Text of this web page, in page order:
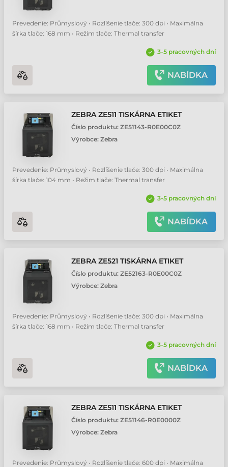
Prevedenie: Průmyslový • Rozlíšenie tlače: 300 dpi • Maximálna
šírka tlače: 168 mm • Režim tlače: Thermal transfer
3-5 pracovných dní
NABÍDKA
ZEBRA ZE511 TISKÁRNA ETIKET
Číslo produktu: ZE51143-R0E00C0Z
Výrobce: Zebra
Prevedenie: Průmyslový • Rozlíšenie tlače: 300 dpi • Maximálna
šírka tlače: 104 mm • Režim tlače: Thermal transfer
3-5 pracovných dní
NABÍDKA
ZEBRA ZE521 TISKÁRNA ETIKET
Číslo produktu: ZE52163-R0E00C0Z
Výrobce: Zebra
Prevedenie: Průmyslový • Rozlíšenie tlače: 300 dpi • Maximálna
šírka tlače: 168 mm • Režim tlače: Thermal transfer
3-5 pracovných dní
NABÍDKA
ZEBRA ZE511 TISKÁRNA ETIKET
Číslo produktu: ZE51146-R0E0000Z
Výrobce: Zebra
Prevedenie: Průmyslový • Rozlíšenie tlače: 600 dpi • Maximálna